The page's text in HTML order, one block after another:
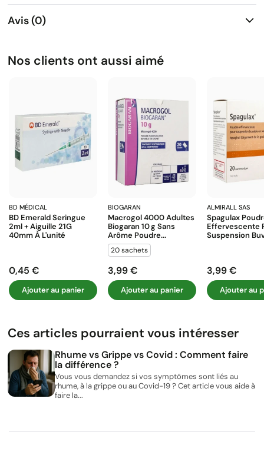
Avis (0)
Nos clients ont aussi aimé
BD MÉDICAL
BD Emerald Seringue
2ml + Aiguille 21G
40mm À L'unité
Prix
0,45 €
Ajouter au panier
BIOGARAN
Macrogol 4000 Adultes
Biogaran 10 G Sans
Arôme Poudre...
20 sachets
Prix
3,99 €
Ajouter au panier
ALMIRALL SAS
Spagulax
Effervescente
Suspension
Prix
3,99 €
Ajouter au
Ces articles pourraient vous intéresser
Rhume vs Grippe vs Covid : Comment faire
la différence ?
Vous vous demandez si vos symptômes sont liés au
rhume, à la grippe ou au Covid-19 ? Cet article vous aide à
faire la...